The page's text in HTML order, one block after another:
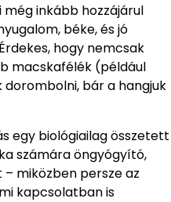
inkább hozzájárul
béke, és jó
hogy nemcsak
macskafélék (például
bár a hangjuk
egy biológiailag összetett
számára öngyógyító,
miközben persze az
kapcsolatban is